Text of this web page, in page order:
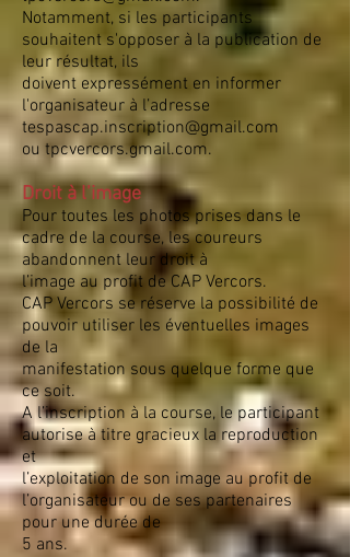
Notamment, si les participants
souhaitent s'opposer à la publication de
leur résultat, ils
doivent expressément en informer
l'organisateur à l’adresse
tespascap.inscription@gmail.com
ou tpcvercors.gmail.com.
Droit à l’image
Pour toutes les photos prises dans le
cadre de la course, les coureurs
abandonnent leur droit à
l’image au profit de CAP Vercors.
CAP Vercors se réserve la possibilité de
pouvoir utiliser les éventuelles images
de la
manifestation sous quelque forme que
ce soit.
A l’inscription à la course, le participant
autorise à titre gracieux la reproduction
et
l’exploitation de son image au profit de
l’organisateur ou de ses partenaires
pour une durée de
5 ans.